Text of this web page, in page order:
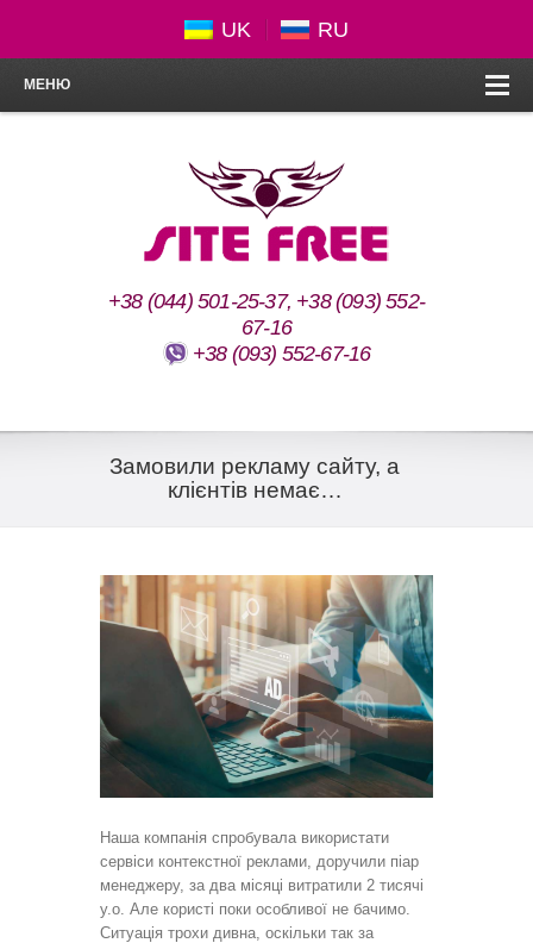
UK RU
+38 (044) 501-25-37, +38 (093) 552-
67-16
+38 (093) 552-67-16
МЕНЮ
Замовили рекламу сайту, а
клієнтів немає…
Наша компанія спробувала використати
сервіси контекстної реклами, доручили піар
менеджеру, за два місяці витратили 2 тисячі
у.о. Але користі поки особливої не бачимо.
Ситуація трохи дивна, оскільки так за